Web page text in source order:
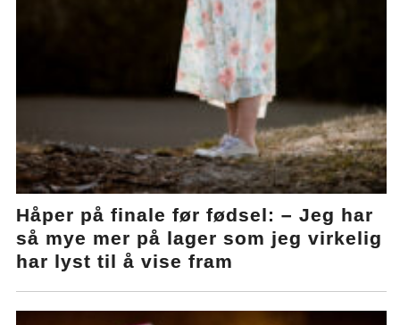
Håper på finale før fødsel: – Jeg har
så mye mer på lager som jeg virkelig
har lyst til å vise fram